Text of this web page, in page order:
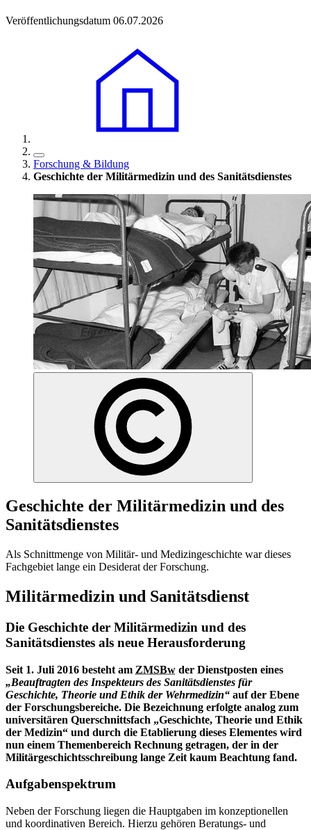
Veröffentlichungsdatum 06.07.2026
Forschung & Bildung
Geschichte der Militärmedizin und des Sanitätsdienstes
Geschichte der Militärmedizin und des
Sanitätsdienstes
Als Schnittmenge von Militär- und Medizingeschichte wardieses
Fachgebiet lange ein Desiderat der Forschung.
Militärmedizin und Sanitätsdienst
Die Geschichte der Militärmedizin und des
Sanitätsdienstes als neue Herausforderung
Seit 1. Juli 2016 besteht am ZMSBw der Dienstposten eines
„Beauftragten des Inspekteurs des Sanitätsdienstes für
Geschichte, Theorie und Ethik der Wehrmedizin“ auf der Ebene
der Forschungsbereiche. Die Bezeichnung erfolgte analog zum
universitären Querschnittsfach „Geschichte, Theorie und Ethik
der Medizin“ und durch die Etablierung dieses Elementes wird
nun einem Themenbereich Rechnung getragen, der in der
Militärgeschichtsschreibung lange Zeit kaum Beachtung fand.
Aufgabenspektrum
Neben der Forschung liegen die Hauptgaben im konzeptionellen
und koordinativen Bereich. Hierzu gehören Beratungs- und